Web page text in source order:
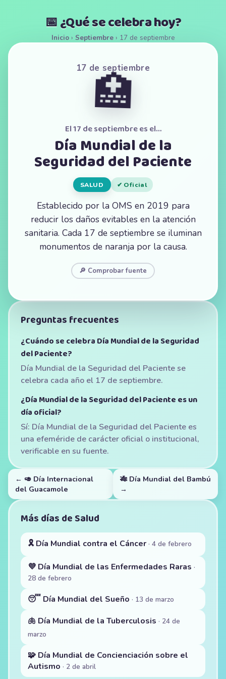
📅 ¿Qué se celebra hoy?
Inicio› Septiembre› 17 de septiembre
17 de septiembre
🏥
El 17 de septiembre es el…
Día Mundial de la
Seguridad del Paciente
SALUD ✔ Oficial
Establecido por la OMS en 2019 para
reducir los daños evitables en la atención
sanitaria. Cada 17 de septiembre se iluminan
monumentos de naranja por la causa.
🔎 Comprobar fuente
Preguntas frecuentes
¿Cuándo se celebra Día Mundial de la Seguridad
del Paciente?
Día Mundial de la Seguridad del Paciente se
celebra cada año el 17 de septiembre.
¿Día Mundial de la Seguridad del Paciente es un
día oficial?
Sí: Día Mundial de la Seguridad del Paciente es
una efeméride de carácter oficial o institucional,
verificable en su fuente.
← 🥑 Día Internacional
del Guacamole
🎋 Día Mundial del Bambú
→
Más días de Salud
🎗️ Día Mundial contra el Cáncer · 4 de febrero
💜 Día Mundial de las Enfermedades Raras ·
28 de febrero
😴 Día Mundial del Sueño · 13 de marzo
🫁 Día Mundial de la Tuberculosis · 24 de
marzo
🧩 Día Mundial de Concienciación sobre el
Autismo · 2 de abril